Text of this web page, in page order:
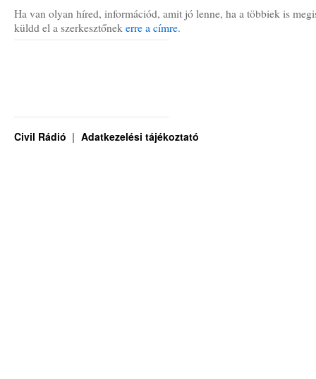
Ha van olyan híred, információd, amit jó lenne, ha a többiek is
küldd el a szerkesztőnek erre a címre.
Civil Rádió Adatkezelési tájékoztató